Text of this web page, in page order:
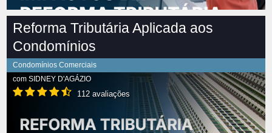
Reforma Tributária Aplicada aos
Condomínios
Condomínios Comerciais
com SIDNEY D'AGÁZIO
112 avaliações